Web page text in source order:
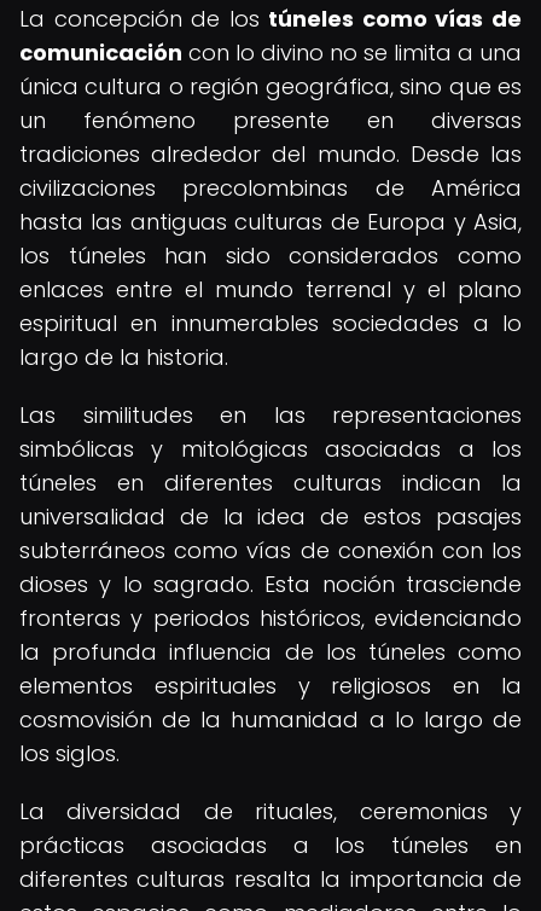
La concepción de los túneles como vías de
comunicación con lo divino no se limita a una
única cultura o región geográfica, sino que es
un fenómeno presente en diversas
tradiciones alrededor del mundo. Desde las
civilizaciones precolombinas de América
hasta las antiguas culturas de Europa y Asia,
los túneles han sido considerados como
enlaces entre el mundo terrenal y el plano
espiritual en innumerables sociedades a lo
largo de la historia.
Las similitudes en las representaciones
simbólicas y mitológicas asociadas a los
túneles en diferentes culturas indican la
universalidad de la idea de estos pasajes
subterráneos como vías de conexión con los
dioses y lo sagrado. Esta noción trasciende
fronteras y periodos históricos, evidenciando
la profunda influencia de los túneles como
elementos espirituales y religiosos en la
cosmovisión de la humanidad a lo largo de
los siglos.
La diversidad de rituales, ceremonias y
prácticas asociadas a los túneles en
diferentes culturas resalta la importancia de